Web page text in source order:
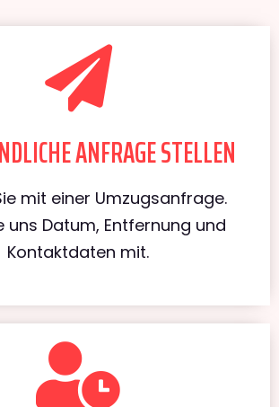
ANFRAGE STELLEN
mit einer Umzugsanfrage.
uns Datum, Entfernung und
Kontaktdaten mit.